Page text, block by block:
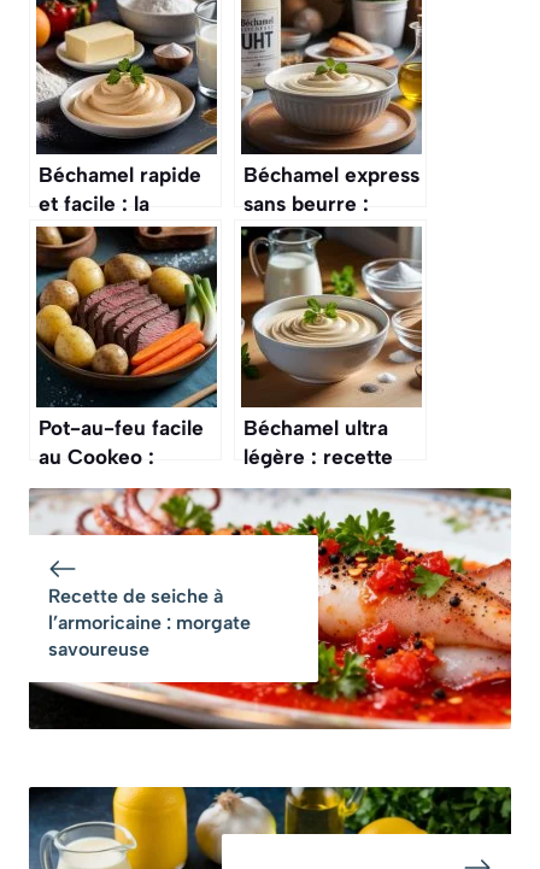
Béchamel rapide
et facile : la
recette
incontournable
Béchamel express
sans beurre :
recette facile et
rapide
Pot-au-feu facile
au Cookeo :
recette rapide et
savoureuse
Béchamel ultra
légère : recette
facile et rapide
Recette de seiche à
l’armoricaine : morgate
savoureuse